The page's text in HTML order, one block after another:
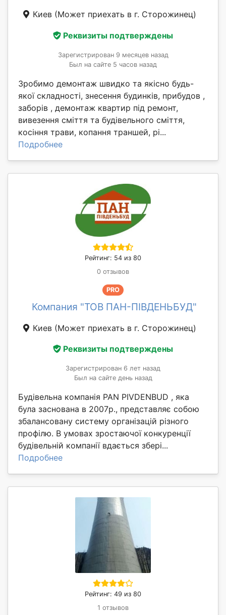
Киев (Может приехать в г. Сторожинец)
Реквизиты подтверждены
Зарегистрирован 9 месяцев назад
Был на сайте 5 часов назад
Зробимо демонтаж швидко та якісно будь-
якої складності, знесення будинків, прибудов ,
заборів , демонтаж квартир під ремонт,
вивезення сміття та будівельного сміття,
косіння трави, копання траншей, рі...
Подробнее
Рейтинг: 54 из 80
0 отзывов
PRO
Компания "ТОВ ПАН-ПІВДЕНЬБУД"
Киев (Может приехать в г. Сторожинец)
Реквизиты подтверждены
Зарегистрирован 6 лет назад
Был на сайте день назад
Будівельна компанія PAN PIVDENBUD , яка
була заснована в 2007р., представляє собою
збалансовану систему організацій різного
профілю. В умовах зростаючої конкуренції
будівельній компанії вдається збері...
Подробнее
Рейтинг: 49 из 80
1 отзывов